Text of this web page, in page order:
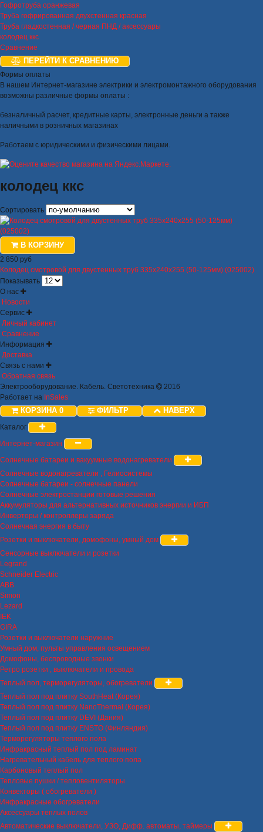
Гофротруба оранжевая
Труба гофрированная двухстенная красная
Труба гладкостенная / черная ПНД / аксессуары
колодец ккс
Сравнение
ПЕРЕЙТИ К СРАВНЕНИЮ
Формы оплаты
В нашем Интернет-магазине электрики и электромонтажного оборудования
возможны различные формы оплаты :
безналичный расчет, кредитные карты, электронные деньги а также
наличными в розничных магазинах
Работаем с юридическими и физическими лицами.
колодец ккс
Сортировать
В КОРЗИНУ
2 850 руб
Колодец смотровой для двустенных труб 335х240х255 (50-125мм) (025002)
Показывать
О нас
Новости
Сервис
Личный кабинет
Сравнение
Информация
Доставка
Связь с нами
Обратная связь
Электрооборудование. Кабель. Светотехника
2016
Работает на InSales
КОРЗИНА 0 ФИЛЬТР НАВЕРХ
Каталог
Интернет-магазин
Солнечные батареи и вакуумные водонагреватели
Солнечные водонагреватели , Гелиосистемы
Солнечные батареи - солнечные панели
Солнечные электростанции готовые решения
Аккумуляторы для альтернативных источников энергии и ИБП
Инверторы / контроллеры заряда
Солнечная энергия в быту
Розетки и выключатели, домофоны, умный дом
Сенсорные выключатели и розетки
Legrand
Schneider Electric
ABB
Simon
Lezard
IEK
GIRA
Розетки и выключатели наружние
Умный дом, пульты управления освещением
Домофоны, беспроводные звонки
Ретро розетки , выключатели и провода
Теплый пол, терморегуляторы, обогреватели
Теплый пол под плитку SouthHeat (Корея)
Теплый пол под плитку NanoThermal (Корея)
Теплый пол под плитку DEVI (Дания)
Теплый пол под плитку ENSTO (Финляндия)
Терморегуляторы теплого пола
Инфракрасный теплый пол под ламинат
Нагревательный кабель для теплого пола
Карбоновый теплый пол
Тепловые пушки / тепловентиляторы
Конвекторы ( обогреватели )
Инфракрасные обогреватели
Аксессуары теплых полов
Автоматические выключатели, УЗО, Дифф. автоматы, таймеры